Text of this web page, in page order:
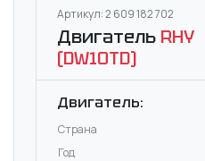
Артикул: 2 609 182 702
Двигатель RHY
(DW10TD)
Двигатель:
Страна
Год